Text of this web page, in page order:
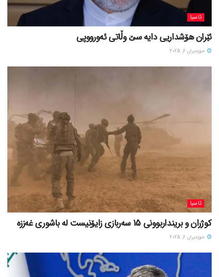
ئاسیا
ئێران هۆشداریی دایە سێ وڵاتی ئەورووپی
حوزه‌یران 6, 2025
ئاسیا
کوژران و برینداربوونی 15 سەربازی زایۆنیست لە باشوری غەززە
حوزه‌یران 6, 2025